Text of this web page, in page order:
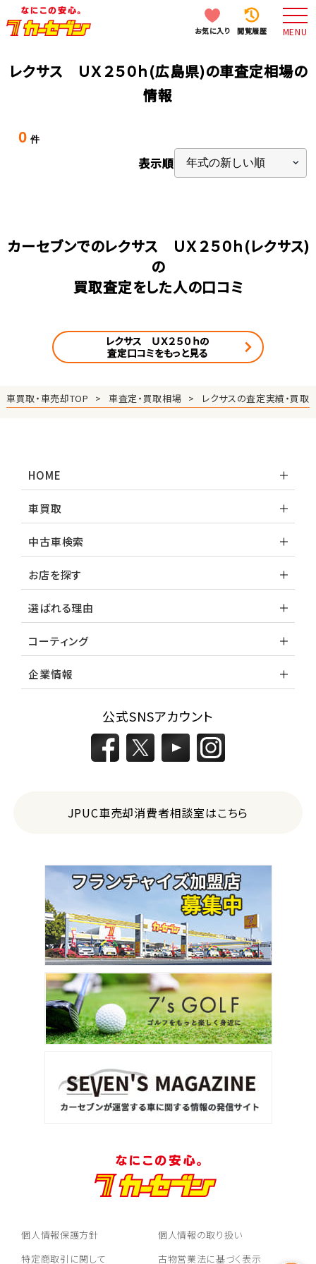
お気に入り 閲覧履歴 MENU
レクサス ＵＸ２５０ｈ(広島県)の車査定相場の
情報
0 件
表示順
カーセブンでのレクサス ＵＸ２５０ｈ(レクサス)
の
買取査定をした人の口コミ
レクサス ＵＸ２５０ｈの
査定口コミをもっと見る
車買取・車売却TOP 車査定・買取相場 レクサスの査定実績・買取
HOME
車買取
中古車検索
お店を探す
選ばれる理由
コーティング
企業情報
公式SNSアカウント
JPUC車売却消費者相談室はこちら
個人情報保護方針
個人情報の取り扱い
特定商取引に関して
古物営業法に基づく表示